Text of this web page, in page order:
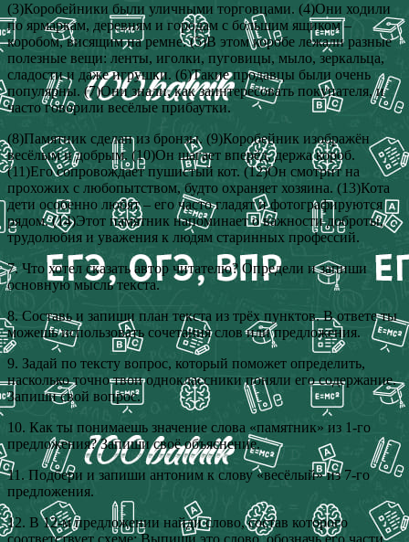
(3)Коробейники были уличными торговцами. (4)Они ходили
по ярмаркам, деревням и городам с большим ящиком –
коробом, висящим на ремне. (5)В этом коробе лежали разные
полезные вещи: ленты, иголки, пуговицы, мыло, зеркальца,
сладости и даже игрушки. (6)Такие продавцы были очень
популярны. (7)Они знали, как заинтересовать покупателя, и
часто говорили весёлые прибаутки.
(8)Памятник сделан из бронзы. (9)Коробейник изображён
весёлым и добрым. (10)Он шагает вперёд, держа короб.
(11)Его сопровождает пушистый кот. (12)Он смотрит на
прохожих с любопытством, будто охраняет хозяина. (13)Кота
дети особенно любят – его часто гладят и фотографируются
рядом. (14)Этот памятник напоминает о важности доброты,
трудолюбия и уважения к людям старинных профессий.
7. Что хотел сказать автор читателю? Определи и запиши
основную мысль текста.
8. Составь и запиши план текста из трёх пунктов. В ответе ты
можешь использовать сочетания слов или предложения.
9. Задай по тексту вопрос, который поможет определить,
насколько точно твои одноклассники поняли его содержание.
Запиши свой вопрос.
10. Как ты понимаешь значение слова «памятник» из 1-го
предложения? Запиши своё объяснение.
11. Подбери и запиши антоним к слову «весёлый» из 7-го
предложения.
12. В 12-м предложении найди слово, состав которого